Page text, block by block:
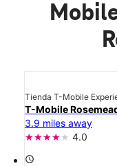
Tienda T-Mobile
T-Mobile
3.9 miles away
4.0
access_time